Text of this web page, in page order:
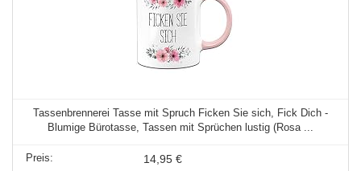
Tassenbrennerei Tasse mit Spruch Ficken Sie sich, Fick Dich -
Blumige Bürotasse, Tassen mit Sprüchen lustig (Rosa ...
14,95 €